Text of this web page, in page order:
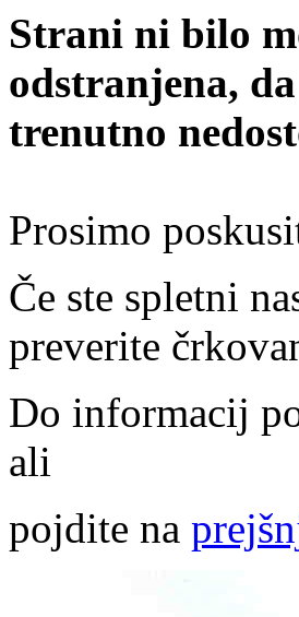
Strani ni bilo
odstranjena,
trenutno
Prosimo
Če ste spletni
preverite
Do informacij
ali
pojdite na